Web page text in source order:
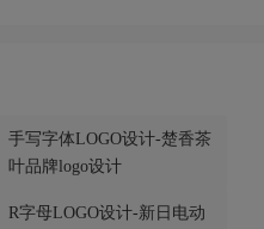
手写字体LOGO设计-楚香茶
叶品牌logo设计
R字母LOGO设计-新日电动